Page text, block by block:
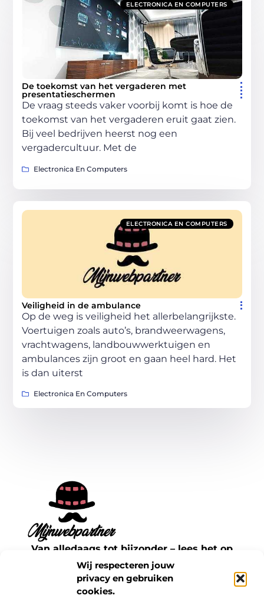
Wij respecteren jouw
privacy en gebruiken
cookies.
ELECTRONICA EN COMPUTERS
De toekomst van het vergaderen met
presentatieschermen
De vraag steeds vaker voorbij komt is hoe de
toekomst van het vergaderen eruit gaat zien.
Bij veel bedrijven heerst nog een
vergadercultuur. Met de
Electronica En Computers
ELECTRONICA EN COMPUTERS
Veiligheid in de ambulance
Op de weg is veiligheid het allerbelangrijkste.
Voertuigen zoals auto’s, brandweerwagens,
vrachtwagens, landbouwwerktuigen en
ambulances zijn groot en gaan heel hard. Het
is dan uiterst
Electronica En Computers
Van alledaags tot bijzonder – lees het op
mijnwebpartner.nl.
Ontdek inspirerende blogs en artikelen over
alles wat het dagelijks leven te bieden heeft.